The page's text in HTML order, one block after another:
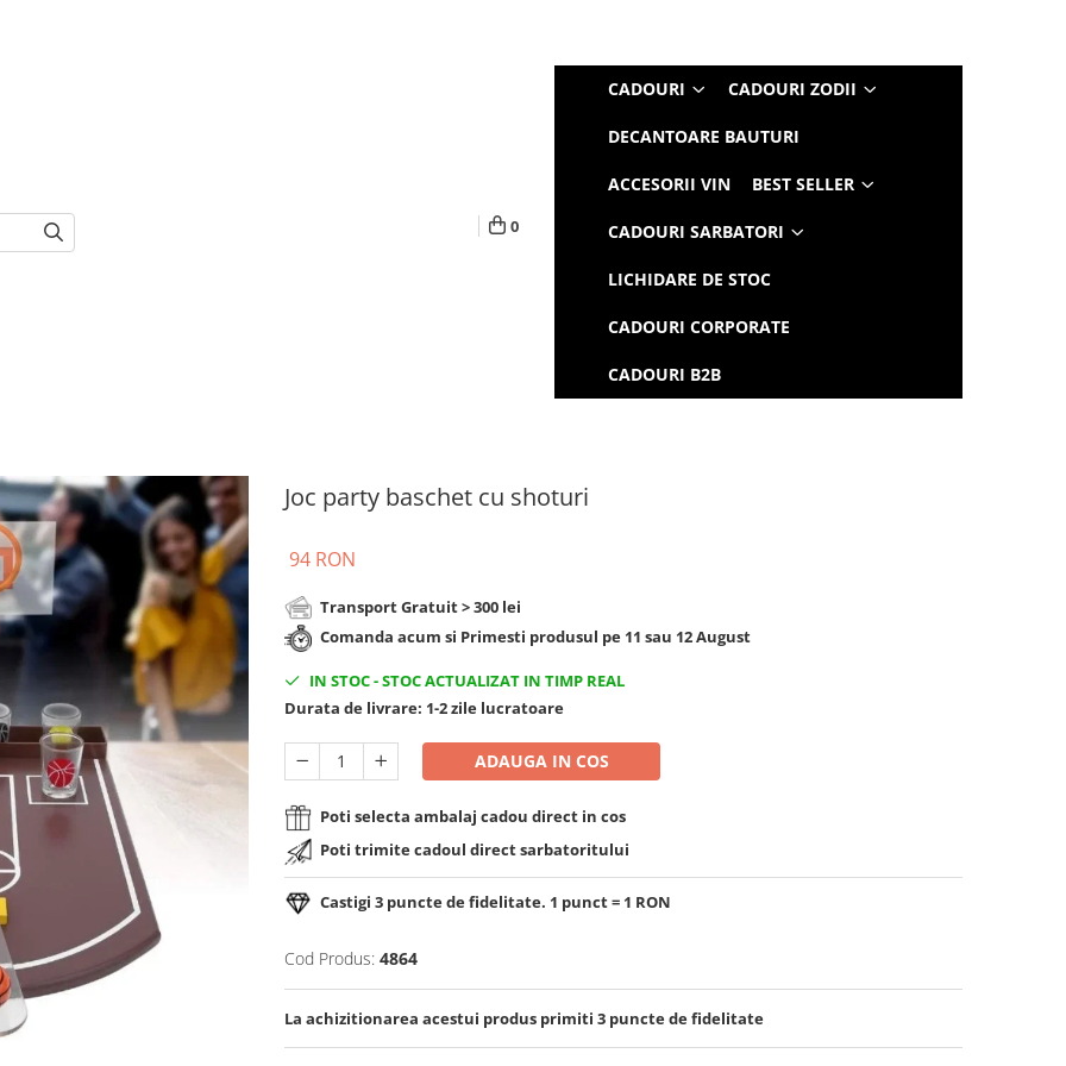
0
CADOURI CADOURI ZODII
DECANTOARE BAUTURI
ACCESORII VIN BEST SELLER
CADOURI SARBATORI
LICHIDARE DE STOC
CADOURI CORPORATE
CADOURI B2B
Joc party baschet cu shoturi
94 RON
Transport Gratuit > 300 lei
Comanda acum si Primesti produsul pe 11 sau 12 August
IN STOC-STOC ACTUALIZAT IN TIMP REAL
Durata de livrare: 1-2 zile lucratoare
ADAUGA IN COS
Poti selecta ambalaj cadou direct in cos
Poti trimite cadoul direct sarbatoritului
Castigi 3 puncte de fidelitate. 1 punct = 1 RON
Cod Produs: 4864
La achizitionarea acestui produs primiti 3 puncte de fidelitate